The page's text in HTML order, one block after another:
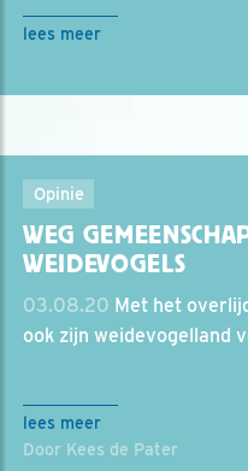
lees meer
Opinie
WEG
WEIDEVOGELS
03.08.20 Met het
ook zijn weidevogelland
lees meer
Door Kees de Pater